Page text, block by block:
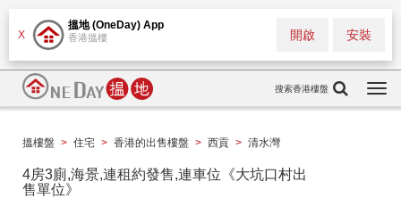
X
搵地 (OneDay) App
香港搵樓 安裝
開啟
搜索香港樓盤
搵樓盤 > 住宅 > 香港的出售樓盤 > 西貢 > 清水灣
4房3廁,海景,連租約發售,連車位《大坑口村出
售單位》